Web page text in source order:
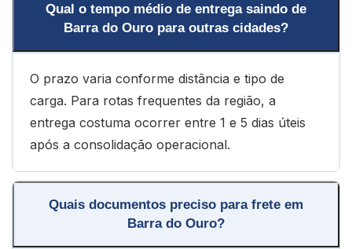
Qual o tempo médio de entrega saindo de
Barra do Ouro para outras cidades?
O prazo varia conforme distância e tipo de
carga. Para rotas frequentes da região, a
entrega costuma ocorrer entre 1 e 5 dias úteis
após a consolidação operacional.
Quais documentos preciso para frete em
Barra do Ouro?